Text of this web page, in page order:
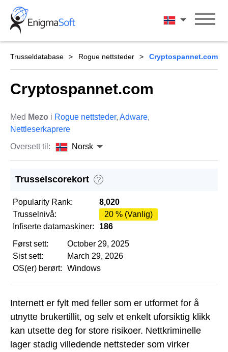
Skip
content
Norsk
Trusseldatabase Rogue nettsteder Cryptospannet.com
Cryptospannet.com
Med Mezo i Rogue nettsteder, Adware,
Nettleserkaprere
Oversett til:
Norsk
Trusselscorekort ?
Popularity Rank:
8,020
Trusselnivå:
20 % (Vanlig)
Infiserte datamaskiner:
186
Først sett:
October 29, 2025
Sist sett:
March 29, 2026
OS(er) berørt:
Windows
Internett er fylt med feller som er utformet for å
utnytte brukertillit, og selv et enkelt uforsiktig klikk
kan utsette deg for store risikoer. Nettkriminelle
lager stadig villedende nettsteder som virker